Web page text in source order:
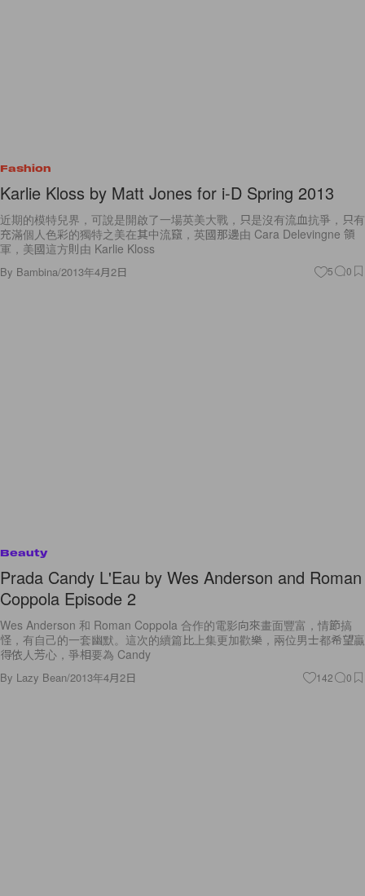
Fashion
Karlie Kloss by Matt Jones for i-D Spring 2013
近期的模特兒界，可說是開啟了一場英美大戰，只是沒有流血抗爭，只有
充滿個人色彩的獨特之美在其中流竄，英國那邊由 Cara Delevingne 領
軍，美國這方則由 Karlie Kloss
By Bambina/2013年4月2日 5 0
Beauty
Prada Candy L'Eau by Wes Anderson and Roman
Coppola Episode 2
Wes Anderson 和 Roman Coppola 合作的電影向來畫面豐富，情節搞
怪，有自己的一套幽默。這次的續篇比上集更加歡樂，兩位男士都希望贏
得依人芳心，爭相要為 Candy
By Lazy Bean/2013年4月2日 142 0